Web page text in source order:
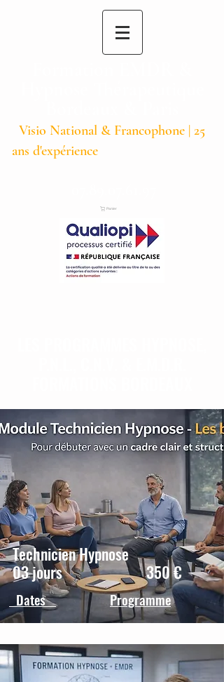
Visio National & Francophone | 25
ans d'expérience
Panier
Technicien Hypnose
03 jours 350 €
Dates Programme